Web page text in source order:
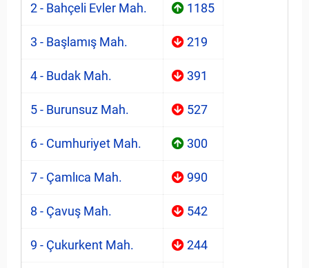
2 - Bahçeli Evler Mah. 1185
3 - Başlamış Mah. 219
4 - Budak Mah. 391
5 - Burunsuz Mah. 527
6 - Cumhuriyet Mah. 300
7 - Çamlıca Mah. 990
8 - Çavuş Mah. 542
9 - Çukurkent Mah. 244